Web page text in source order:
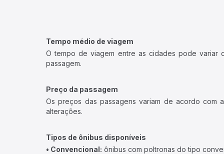
Tempo médio de viagem
O tempo de viagem entre as cidades pode variar
passagem.
Preço da passagem
Os preços das passagens variam de acordo com
alterações.
Tipos de ônibus disponíveis
• Convencional: ônibus com poltronas do tipo